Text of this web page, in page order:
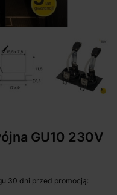
GU10 230V
30 dni przed promocją: